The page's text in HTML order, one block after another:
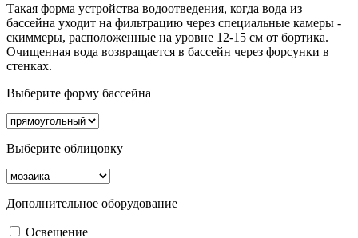
Такая форма устройства водоотведения, когда вода из
бассейна уходит на фильтрацию через специальные камеры -
скиммеры, расположенные на уровне 12-15 см от бортика.
Очищенная вода возвращается в бассейн через форсунки в
стенках.
Выберите форму бассейна
Выберите облицовку
Дополнительное оборудование
Освещение